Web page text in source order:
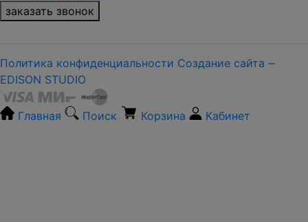
заказать звонок
Политика конфиденциальности Создание сайта ‒
EDISON STUDIO
Главная Поиск Корзина Кабинет